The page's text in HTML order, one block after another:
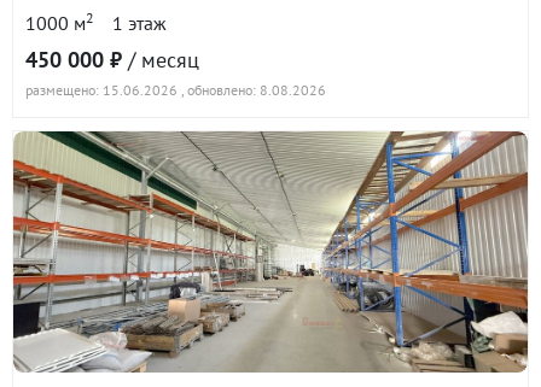
1000 м2 1 этаж
450 000 ₽ / месяц
размещено: 15.06.2026 , обновлено: 8.08.2026